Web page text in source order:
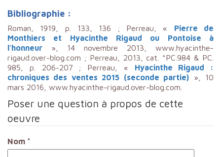
Bibliographie :
Roman, 1919, p. 133, 136 ; Perreau, « Pierre de
Monthiers et Hyacinthe Rigaud ou Pontoise à
l'honneur », 14 novembre 2013, www.hyacinthe-
rigaud.over-blog.com ; Perreau, 2013, cat. *PC.984 & PC.
985, p. 206-207 ; Perreau, « Hyacinthe Rigaud :
chroniques des ventes 2015 (seconde partie) », 10
mars 2016, www.hyacinthe-rigaud.over-blog.com.
Poser une question à propos de cette
oeuvre
Nom *